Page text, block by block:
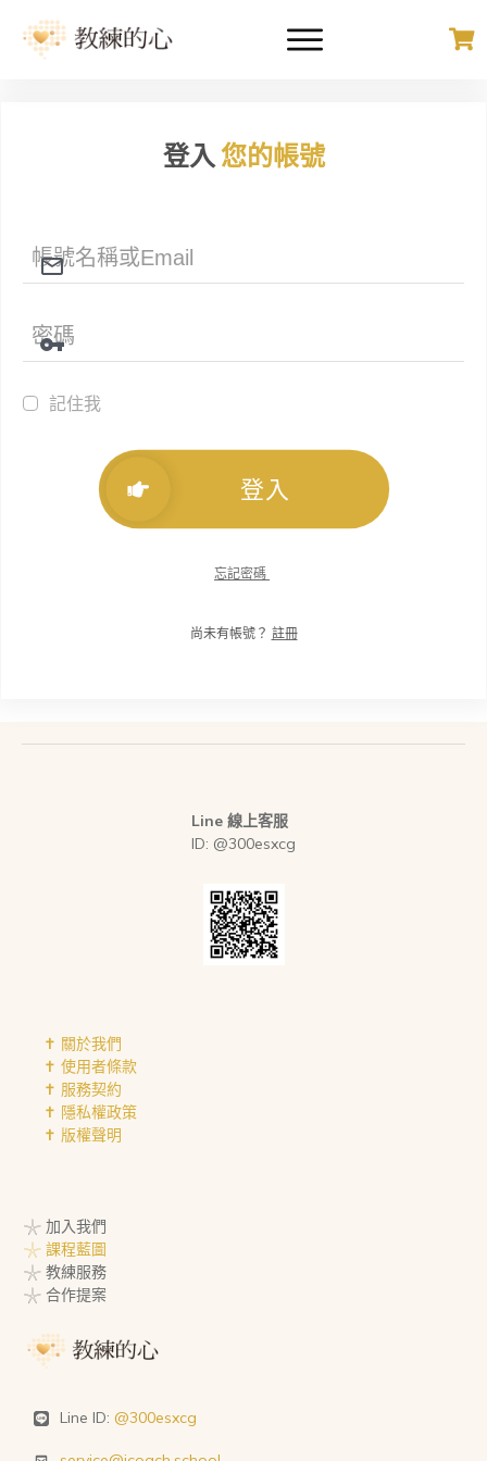
登入您的帳號
記住我
登入
忘記密碼
尚未有帳號？ 註冊
Line 線上客服
ID: @300esxcg
✝︎ 關於我們
✝︎ 使用者條款
✝︎ 服務契約
✝︎ 隱私權政策
✝︎ 版權聲明
𓇼 加入我們
𓇼 課程藍圖
𓇼 教練服務
𓇼 合作提案
Line ID: @300esxcg